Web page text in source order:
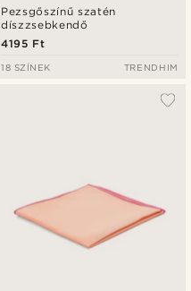
Pezsgőszínű szatén
díszzsebkendő
4195 Ft
18 SZÍNEK TRENDHIM